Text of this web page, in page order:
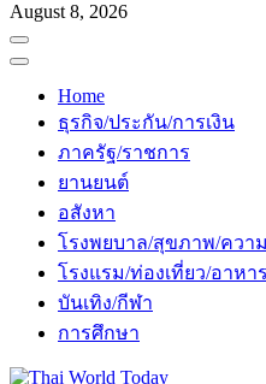
August 8, 2026
Home
ธุรกิจ/ประกัน/การเงิน
ภาครัฐ/ราชการ
ยานยนต์
อสังหา
โรงพยบาล/สุขภาพ/ควา
โรงแรม/ท่องเที่ยว/อาหาร
บันเทิง/กีฬา
การศึกษา